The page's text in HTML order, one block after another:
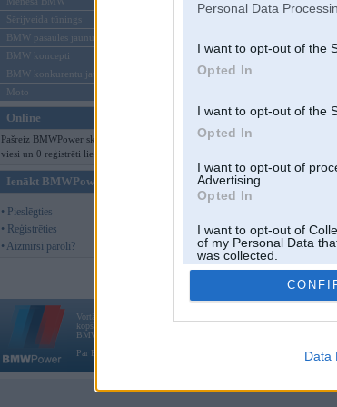
Personal Data
I want to opt-out of the
Opted In
I want to opt-out of the
Opted In
I want to opt-out of
Advertising.
Opted In
I want to opt-out of
of my Personal Data
was collected.
Opted Out
Data
Sērijveida tūnings
BMW pasaules jaunumi
BMW koncepti
BMW konkurentu jaunumi
Moto
Online
Pašreiz BMWPower skatās 269
viesi un 0 reģistrēti lietotāji.
Ienākt BMWPower
• Pieslēgties
• Reģistrēties
• Aizmirsi paroli?
Vortāls BMWPower.lv darbojas
kopš 2002. gada 14. maija. Tas nav auto klubs un nav saistīts ar
BMW AG.
Par BMWPower